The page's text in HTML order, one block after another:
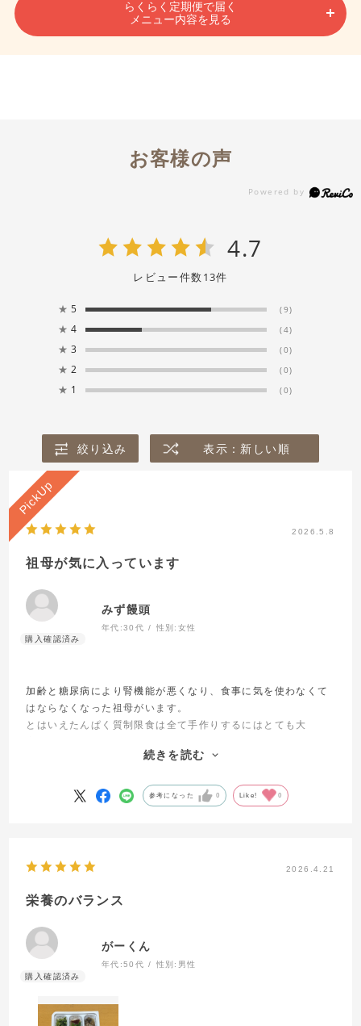
らくらく定期便で届く
メニュー内容を見る
らくらく定期便は、1回のご注文でお好きな頻度・
曜日に週替わりで商品をお届けいたします。
カレンダーからご注文予定日を選択すると、「最短
ご注文される日付をお選びください
水 木
11 12 13 14 15
18 19 20 21 22
カレンダーから
ご注文予定日
お届け日をクリックすると
届くメニューが表示されます
お客様の声
4.7
レビュー件数13件
★ 5 (9)
★ 4 (4)
★ 3 (0)
★ 2 (0)
★ 1 (0)
絞り込み 表示：新しい順
2026.5.8
祖母が気に入っています
みず饅頭
年代:30代 性別: 女性
加齢と糖尿病により腎機能が悪くなり、食事に気を使わなくて
はならなくなった祖母がいます。
とはいえたんぱく質制限食は全て手作りするにはとても大
いので毎回少し心配でした。
こちらは、メニューが写真付きでホームページ上で確認でき、
メニューごとに栄養表示もしっかりされていて、とても選びや
祖母も「つぎも同じところで頼んでね」と言ってくれて、気に
毎日の食事は生きる活力にもつながると思うので、これからも
引き続きお世話になります。
続きを読む
参考になった 0 Like! 0
2026.4.21
栄養のバランス
がーくん
年代:50代 性別: 男性